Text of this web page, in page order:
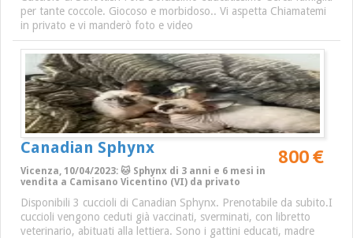
per tante coccole. Giocoso e morbidoso.. Vi aspetta Chiamatemi
in privato e vi manderò foto e video
Canadian Sphynx 800 €
Vicenza, 10/04/2023: 🐱 Sphynx di 3 anni e 6 mesi in
vendita a Camisano Vicentino (VI) da privato
Disponibili 3 cuccioli di Canadian Sphynx. Prenotabile da subito.I
cuccioli vengono ceduti già vaccinati, sverminati, con libretto
veterinario, abituati alla lettiera. Sono i gattini educati, madre